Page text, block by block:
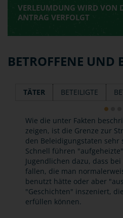
VERLEUMDUNG WIRD VON
ANTRAG VERFOLGT
BETROFFENE UND
TÄTER BETEILIGTE
Wie die unter Fakten
zeigen, ist die Grenze zur
den Beleidigungstaten sehr
Schnell führen
Jugendlichen dazu, dass
fallen, die man
benutzt hätte oder aber
"Geschichten" inszeniert,
erfüllen können.